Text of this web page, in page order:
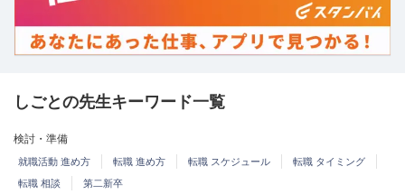
しごとの先生キーワード一覧
検討・準備
就職活動 進め方 転職 進め方 転職 スケジュール
転職 タイミング
転職 相談
第二新卒